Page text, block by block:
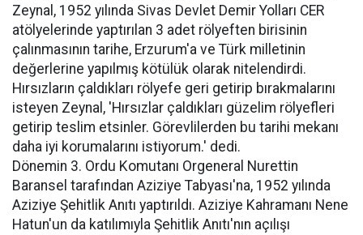
Zeynal, 1952 yılında Sivas Devlet Demir Yolları CER
atölyelerinde yaptırılan 3 adet rölyeften birisinin
çalınmasının tarihe, Erzurum'a ve Türk milletinin
değerlerine yapılmış kötülük olarak nitelendirdi.
Hırsızların çaldıkları rölyefe geri getirip bırakmalarını
isteyen Zeynal, 'Hırsızlar çaldıkları güzelim rölyefleri
getirip teslim etsinler. Görevlilerden bu tarihi mekanı
daha iyi korumalarını istiyorum.' dedi.
Dönemin 3. Ordu Komutanı Orgeneral Nurettin
Baransel tarafından Aziziye Tabyası'na, 1952 yılında
Aziziye Şehitlik Anıtı yaptırıldı. Aziziye Kahramanı Nene
Hatun'un da katılımıyla Şehitlik Anıtı'nın açılışı